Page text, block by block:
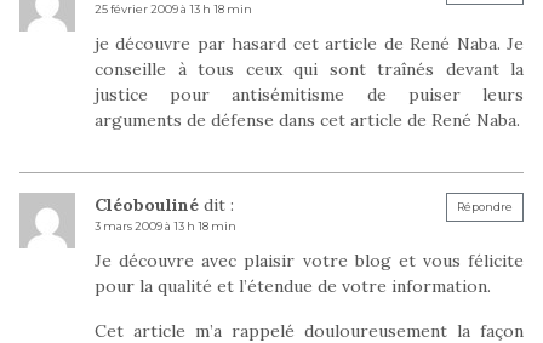
25 février 2009 à 13 h 18 min
je découvre par hasard cet article de René Naba. Je
conseille à tous ceux qui sont traînés devant la
justice pour antisémitisme de puiser leurs
arguments de défense dans cet article de René Naba.
Cléobouliné dit :
3 mars 2009 à 13 h 18 min
Je découvre avec plaisir votre blog et vous félicite
pour la qualité et l’étendue de votre information.
Cet article m’a rappelé douloureusement la façon
Répondre